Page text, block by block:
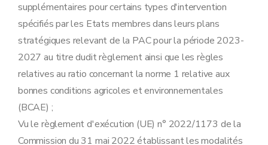
Chapitre 14 Paiements
Art. 34
Art. 35
Art. 36
Art. 37
Conditionnalité
Titre 1er
Dispositions générales
Art. 38
Art. 39
Art. 40
Art. 41
Art. 41/1
supplémentaires pour certains types d'intervention
spécifiés par les Etats membres dans leurs plans
stratégiques relevant de la PAC pour la période 2023-
2027 au titre dudit règlement ainsi que les règles
relatives au ratio concernant la norme 1 relative aux
bonnes conditions agricoles et environnementales
(BCAE) ;
Vu le règlement d'exécution (UE) n° 2022/1173 de la
Commission du 31 mai 2022 établissant les modalités